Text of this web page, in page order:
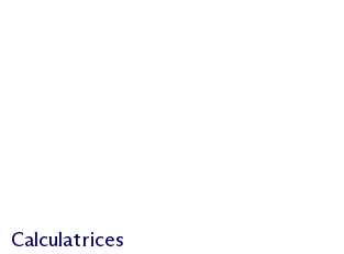
Calculatrices